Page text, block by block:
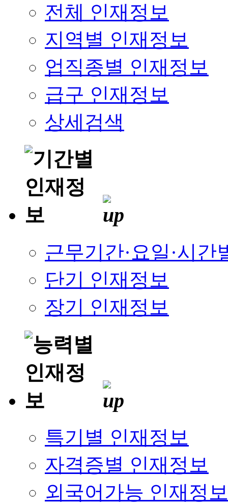
전체 인재정보
지역별 인재정보
업직종별 인재정보
급구 인재정보
상세검색
근무기간·요일·시간
단기 인재정보
장기 인재정보
특기별 인재정보
자격증별 인재정보
외국어가능 인재정보